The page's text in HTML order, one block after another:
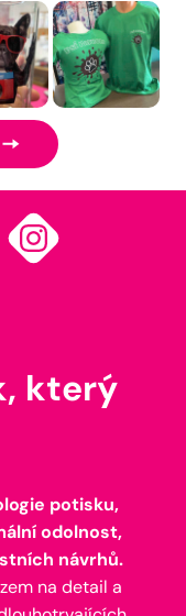
který
potisku,
odolnost,
návrhů.
na detail a